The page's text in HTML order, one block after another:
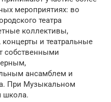
мероприятиях: во
театра
коллективы,
и театральные
собственными
ансамблем и
При Музыкальном
школа.